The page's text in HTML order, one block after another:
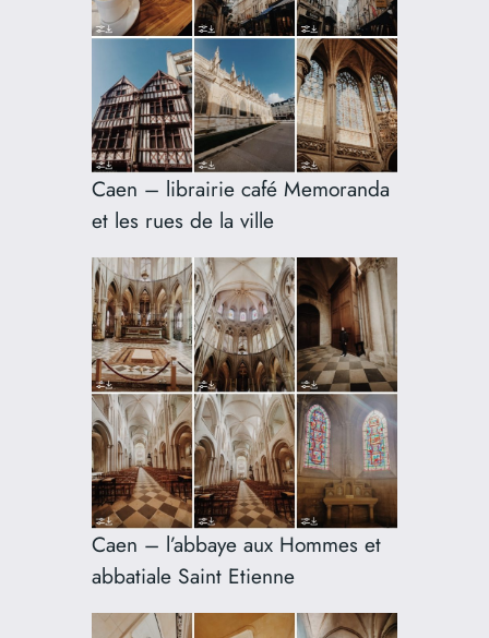
Caen – librairie café Memoranda
et les rues de la ville
Caen – l’abbaye aux Hommes et
abbatiale Saint Etienne